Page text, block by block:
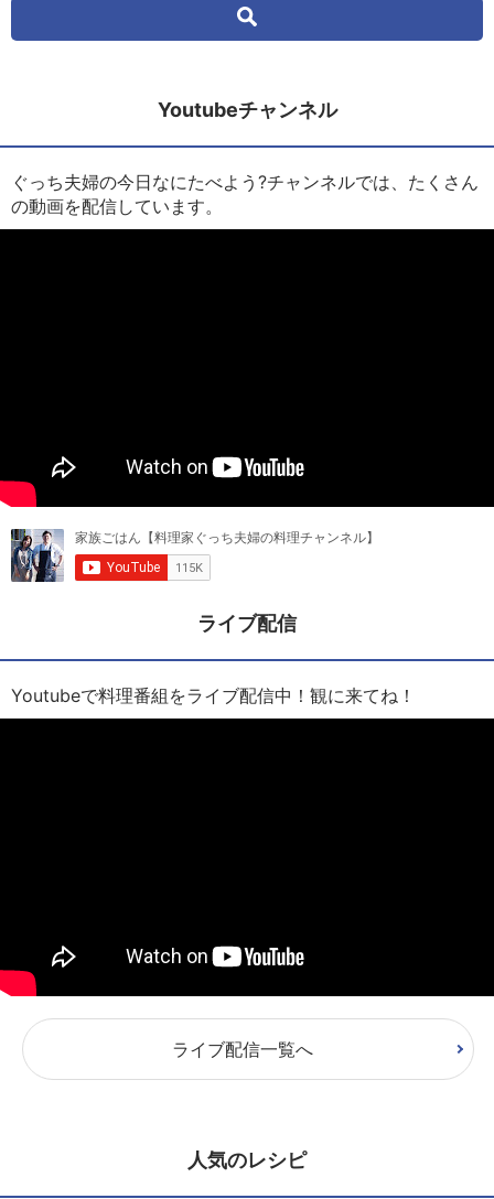
Youtubeチャンネル
ぐっち夫婦の今日なにたべよう?チャンネルでは、たくさん
の動画を配信しています。
ライブ配信
Youtubeで料理番組をライブ配信中！観に来てね！
ライブ配信一覧へ
人気のレシピ